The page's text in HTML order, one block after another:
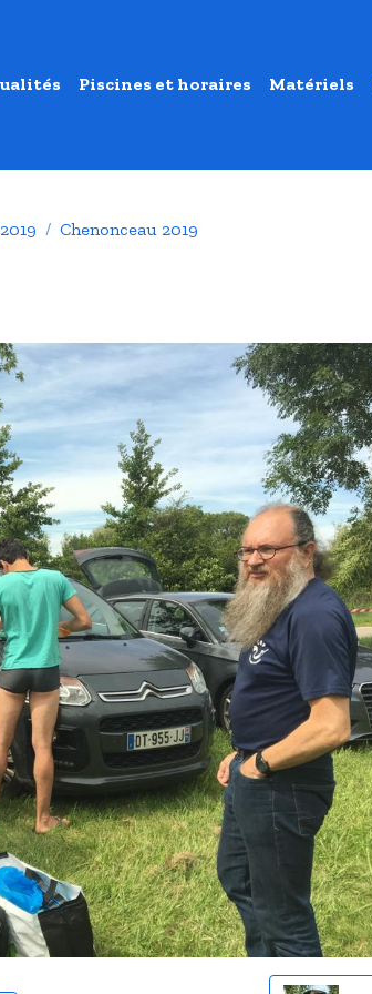
Piscines et horaires Matériels
Chenonceau 2019